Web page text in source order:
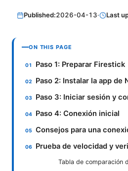
Published:2026-04-13· Last
ON THIS PAGE
Paso 1: Preparar Firestick
Paso 2: Instalar la app de
Paso 3: Iniciar sesión y
Paso 4: Conexión inicial
Consejos para una
Prueba de velocidad y
Tabla de comparación